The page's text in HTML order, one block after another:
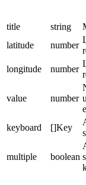
title
string
latitude
number
longitude
number
value number
keyboard []Key
multiple boolean